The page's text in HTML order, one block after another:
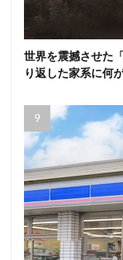
世界を震撼させた
り返した家系に何